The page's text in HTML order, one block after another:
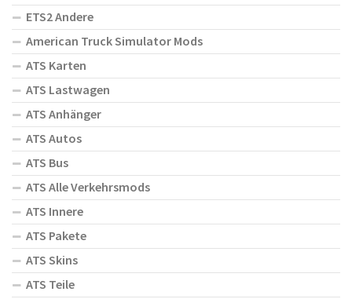
ETS2 Andere
American Truck Simulator Mods
ATS Karten
ATS Lastwagen
ATS Anhänger
ATS Autos
ATS Bus
ATS Alle Verkehrsmods
ATS Innere
ATS Pakete
ATS Skins
ATS Teile